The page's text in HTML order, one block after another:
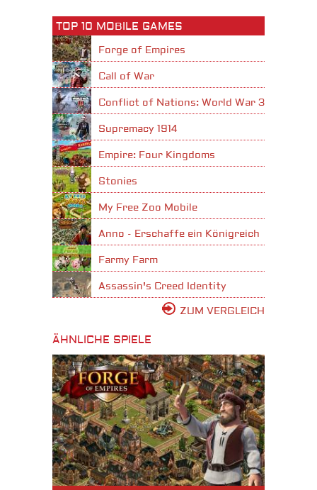
TOP 10 MOBILE GAMES
Forge of Empires
Call of War
Conflict of Nations: World War 3
Supremacy 1914
Empire: Four Kingdoms
Stonies
My Free Zoo Mobile
Anno - Erschaffe ein Königreich
Farmy Farm
Assassin's Creed Identity
ZUM VERGLEICH
ÄHNLICHE SPIELE